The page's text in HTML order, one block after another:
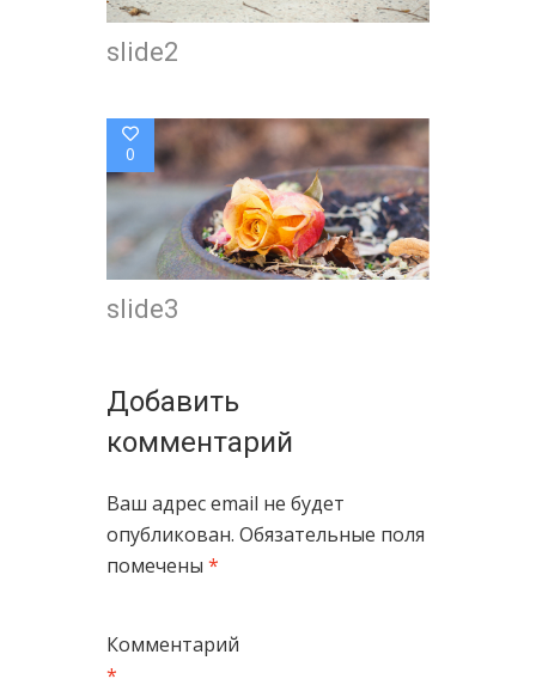
slide2
0
slide3
Добавить
комментарий
Ваш адрес email не будет
опубликован. Обязательные поля
помечены *
Комментарий
*